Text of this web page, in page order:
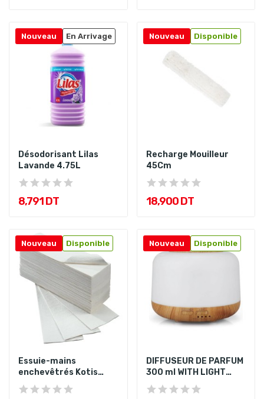
Nouveau En Arrivage
Désodorisant Lilas
Lavande 4.75L
8,791 DT
Nouveau Disponible
Recharge Mouilleur
45Cm
18,900 DT
Nouveau Disponible
Essuie-mains
enchevêtrés Kotis
Pure
Nouveau Disponible
DIFFUSEUR DE PARFUM
300 ml WITH LIGHT
WOOD